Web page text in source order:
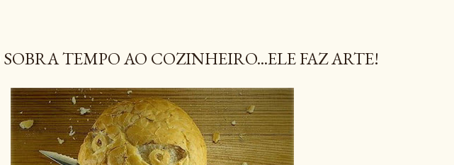
TEMPO AO COZINHEIRO...ELE FAZ ARTE!